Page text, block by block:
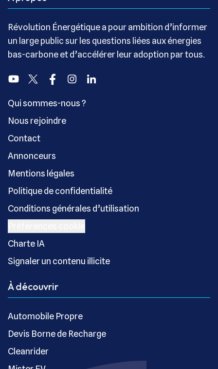
Révolution Énergétique a pour ambition d’informer
un large public sur les questions liées aux énergies
bas-carbone et d’accélérer leur adoption par tous.
YoutubeTwitter FacebookInstagramLinkedin
Qui sommes-nous ?
Nous rejoindre
Contact
Annonceurs
Mentions légales
Politique de confidentialité
Conditions générales d’utilisation
Charte IA
Signaler un contenu illicite
À découvrir
Automobile Propre
Devis Borne de Recharge
Cleanrider